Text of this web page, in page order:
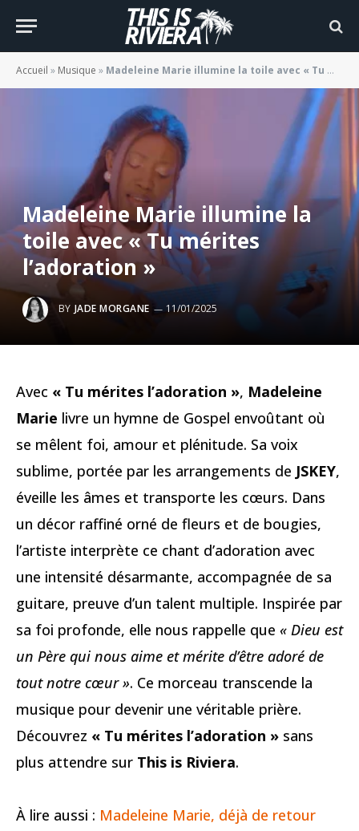
Accueil » Musique » Madeleine Marie illumine la toile avec « Tu mérites l’adoration »
Madeleine Marie illumine la
toile avec « Tu mérites
l’adoration »
BY JADE MORGANE 11/01/2025
Avec « Tu mérites l’adoration », Madeleine
Marie livre un hymne de Gospel envoûtant où
se mêlent foi, amour et plénitude. Sa voix
sublime, portée par les arrangements de JSKEY,
éveille les âmes et transporte les cœurs. Dans
un décor raffiné orné de fleurs et de bougies,
l’artiste interprète ce chant d’adoration avec
une intensité désarmante, accompagnée de sa
guitare, preuve d’un talent multiple. Inspirée par
sa foi profonde, elle nous rappelle que « Dieu est
un Père qui nous aime et mérite d’être adoré de
tout notre cœur ». Ce morceau transcende la
musique pour devenir une véritable prière.
Découvrez « Tu mérites l’adoration » sans
plus attendre sur This is Riviera.
À lire aussi : Madeleine Marie, déjà de retour